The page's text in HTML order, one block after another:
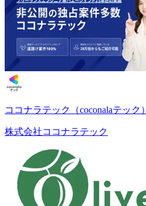
ココナラテック（coconalaテック）
株式会社ココナラテック